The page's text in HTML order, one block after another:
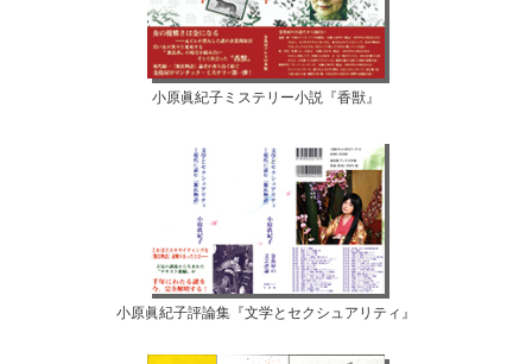
小原眞紀子ミステリー小説『香獣』
小原眞紀子評論集『文学とセクシュアリティ』